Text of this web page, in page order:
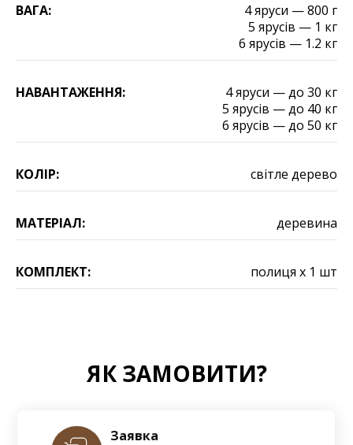
ВАГА:
4 яруси — 800 г
5 ярусів — 1 кг
6 ярусів — 1.2 кг
НАВАНТАЖЕННЯ:
4 яруси — до 30 кг
5 ярусів — до 40 кг
6 ярусів — до 50 кг
КОЛІР: світле дерево
МАТЕРІАЛ: деревина
КОМПЛЕКТ: полиця х 1 шт
ЯК ЗАМОВИТИ?
Заявка